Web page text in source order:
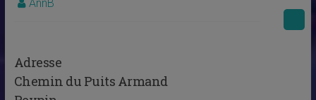
AnnB
Adresse
Chemin du Puits Armand